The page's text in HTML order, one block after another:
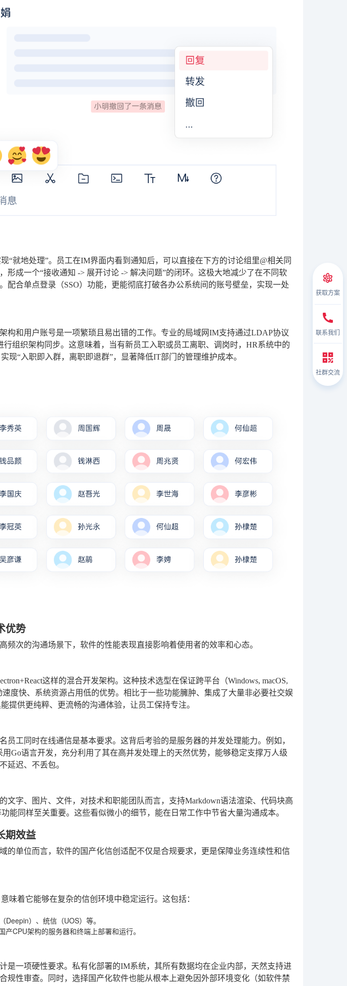
“就地处理”。员工在IM界面内看到通知后，可以直接在下方的讨论组里@相关同
形成一个“接收通知 -> 展开讨论 -> 解决问题”的闭环。这极大地减少了在不同软
配合单点登录（SSO）功能，更能彻底打破各办公系统间的账号壁垒，实现一处
构和用户账号是一项繁琐且易出错的工作。专业的局域网IM支持通过LDAP协议
组织架构同步。这意味着，当有新员工入职或员工离职、调岗时，HR系统中的
现“入职即入群，离职即退群”，显著降低IT部门的管理维护成本。
优势
频次的沟通场景下，软件的性能表现直接影响着使用者的效率和心态。
这样的混合开发架构。这种技术选型在保证跨平台（Windows, macOS,
度快、系统资源占用低的优势。相比于一些功能臃肿、集成了大量非必要社交娱
提供更纯粹、更流畅的沟通体验，让员工保持专注。
员工同时在线通信是基本要求。这背后考验的是服务器的并发处理能力。例如，
Go语言开发，充分利用了其在高并发处理上的天然优势，能够稳定支撑万人级
延迟、不丢包。
文字、图片、文件，对技术和职能团队而言，支持Markdown语法渲染、代码块高
能同样至关重要。这些看似微小的细节，能在日常工作中节省大量沟通成本。
期效益
的单位而言，软件的国产化信创适配不仅是合规要求，更是保障业务连续性和信
味着它能够在复杂的信创环境中稳定运行。这包括：
Deepin）、统信（UOS）等。
产CPU架构的服务器和终端上部署和运行。
是一项硬性要求。私有化部署的IM系统，其所有数据均在企业内部，天然支持进
规性审查。同时，选择国产化软件也能从根本上避免因外部环境变化（如软件禁
获取方案
联系我们
社群交流